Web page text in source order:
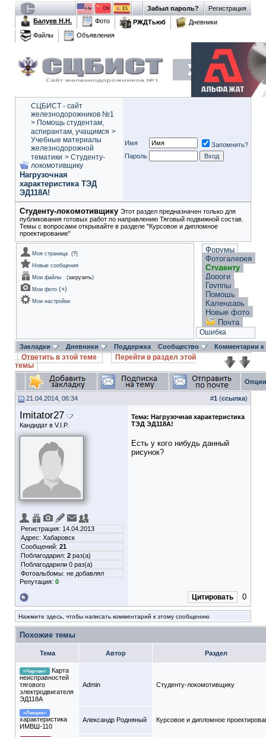
Регистрация
Забыл пароль?
Балуев Н.Н.
Фото РЖДТьюб
Дневники
Файлы
Объявления
СЦБИСТ - сайт
железнодорожников №1
> Помощь студентам,
аспирантам, учащимся >
Учебные материалы
железнодорожной
тематики > Студенту-
локомотивщику
Нагрузочная
характеристика ТЭД
ЭД118А!
Имя
Запомнить?
Пароль
Студенту-локомотивщику Этот раздел предназначен только для
публикования готовых работ по направлению Тяговый подвижной состав.
Темы с вопросами открывайте в разделе "Курсовое и дипломное
проектирование"
Моя страница (?)
Новые сообщения
Мои файлы
(загрузить)
Мои фото (+)
Мои настройки
Форумы
Фотогалерея
Студенту
Дороги
Группы
Помощь
Календарь
Новые фото
Почта
Ошибка
Закладки Дневники Поддержка Сообщество Комментарии
Ответить в этой теме
Перейти в раздел этой
темы
21.04.2014, 06:34 #1 (ссылка)
Imitator27
Кандидат в V.I.P.
Регистрация: 14.04.2013
Адрес: Хабаровск
Сообщений: 21
Поблагодарил: 2 раз(а)
Поблагодарили 0 раз(а)
Фотоальбомы: не добавлял
Репутация: 0
Тема: Нагрузочная характеристика
ТЭД ЭД118А!
Есть у кого нибудь данный
рисунок?
Цитировать 0
Нажмите здесь, чтобы написать комментарий к этому сообщению
Похожие темы
Тема Автор Раздел
=Чертеж=
Карта
неисправностей
тягового
электродвигателя
ЭД118А
Admin Студенту-локомотивщику
=Лекции=
характеристика
ИМВШ-110
Александр Родняный Курсовое и дипломное